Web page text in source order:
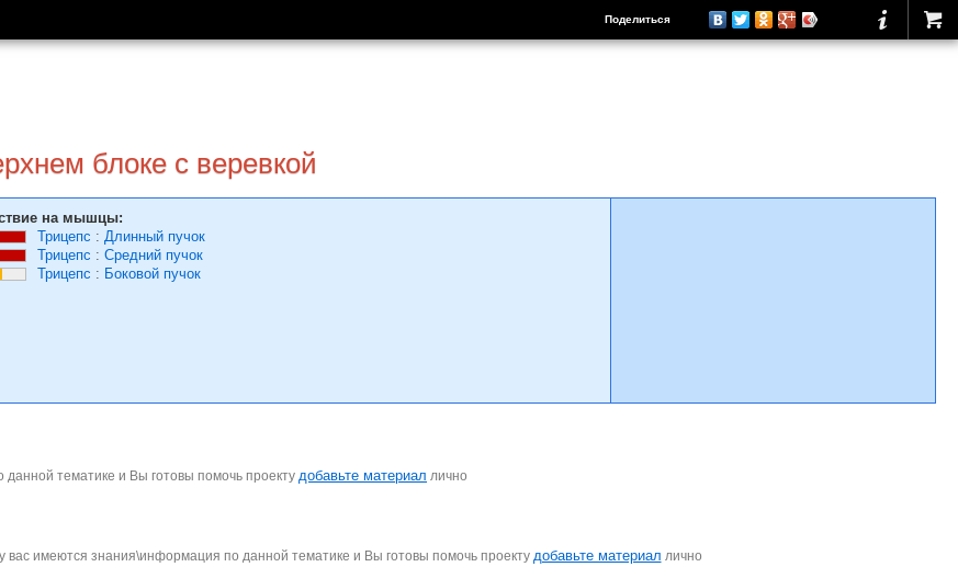
Поделиться
блоке с веревкой
на мышцы:
Трицепс : Длинный пучок
Трицепс : Средний пучок
Трицепс : Боковой пучок
тематике и Вы готовы помочь проекту добавьте материал лично
вас имеются знания\информация по данной тематике и Вы готовы помочь проекту добавьте материал лично